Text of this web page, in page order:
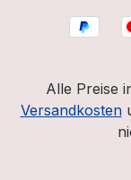
Alle Preise
Versandkosten